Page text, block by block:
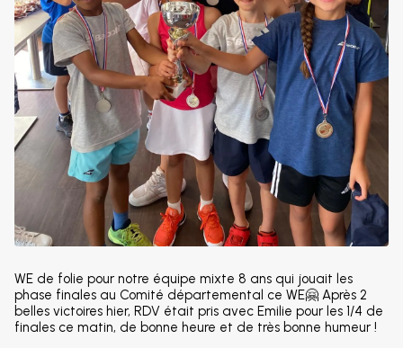
WE de folie pour notre équipe mixte 8 ans qui jouait les
phase finales au Comité départemental ce WE🤗 Après 2
belles victoires hier, RDV était pris avec Emilie pour les 1/4 de
finales ce matin, de bonne heure et de très bonne humeur !